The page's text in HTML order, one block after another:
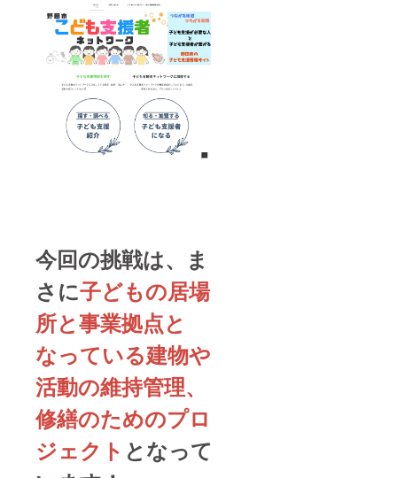
今回の挑戦は、ま
さに子どもの居場
所と事業拠点と
なっている建物や
活動の維持管理、
修繕のためのプロ
ジェクト となって